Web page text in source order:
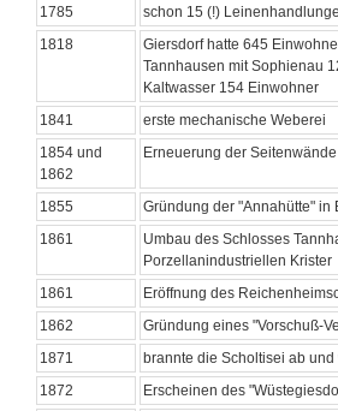
1785
schon 15 (!)
1818
Giersdorf hatte 645
Tannhausen mit Sophienau
Kaltwasser 154 Einwohner
1841
erste mechanische Weberei
1854 und
1862
Erneuerung der
1855
Gründung der "Annahütte" in
1861
Umbau des Schlosses
Porzellanindustriellen Krister
1861
Eröffnung des
1862
Gründung eines "Vorschuß-
1871
brannte die Scholtisei ab
1872
Erscheinen des